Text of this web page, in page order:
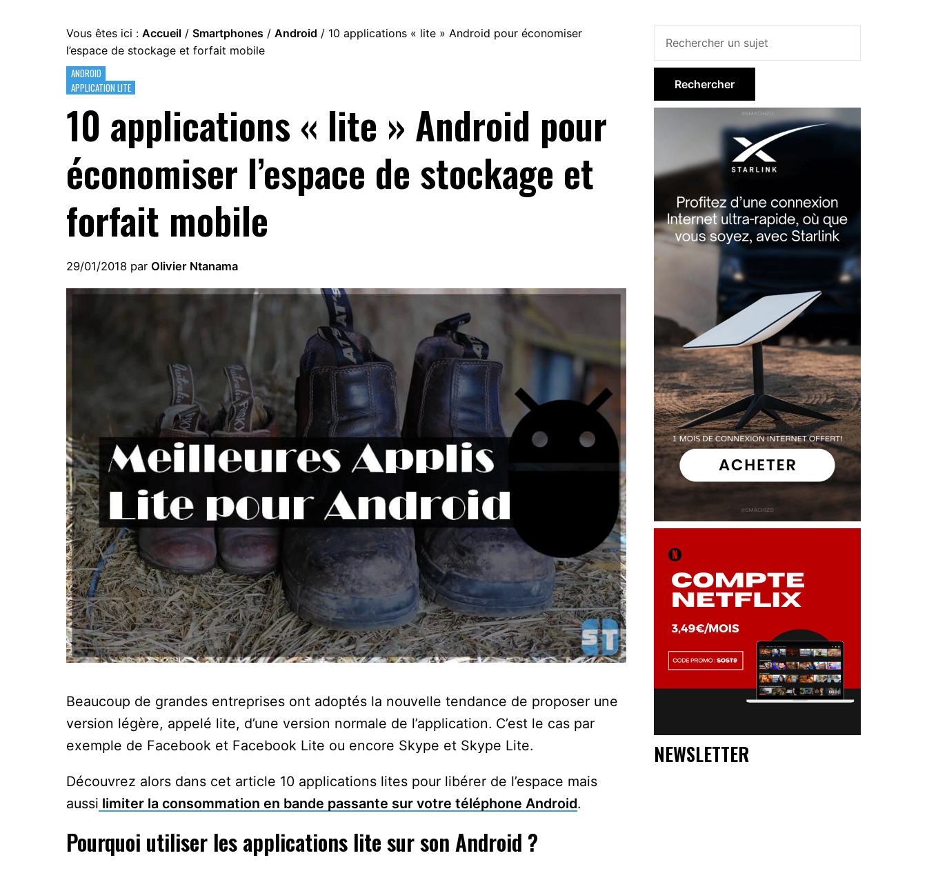
Vous êtes ici : Accueil / Smartphones / Android / 10 applications « lite » Android pour économiser
l’espace de stockage et forfait mobile
ANDROID
APPLICATION LITE
10 applications « lite » Android pour
économiser l’espace de stockage et
forfait mobile
29/01/2018 par Olivier Ntanama
Beaucoup de grandes entreprises ont adoptés la nouvelle tendance de proposer une
version légère, appelé lite, d’une version normale de l’application. C’est le cas par
exemple de Facebook et Facebook Lite ou encore Skype et Skype Lite.
Découvrez alors dans cet article 10 applications lites pour libérer de l’espace mais
aussi limiter la consommation en bande passante sur votre téléphone Android.
Pourquoi utiliser les applications lite sur son Android ?
Barre
latérale
principale
NEWSLETTER